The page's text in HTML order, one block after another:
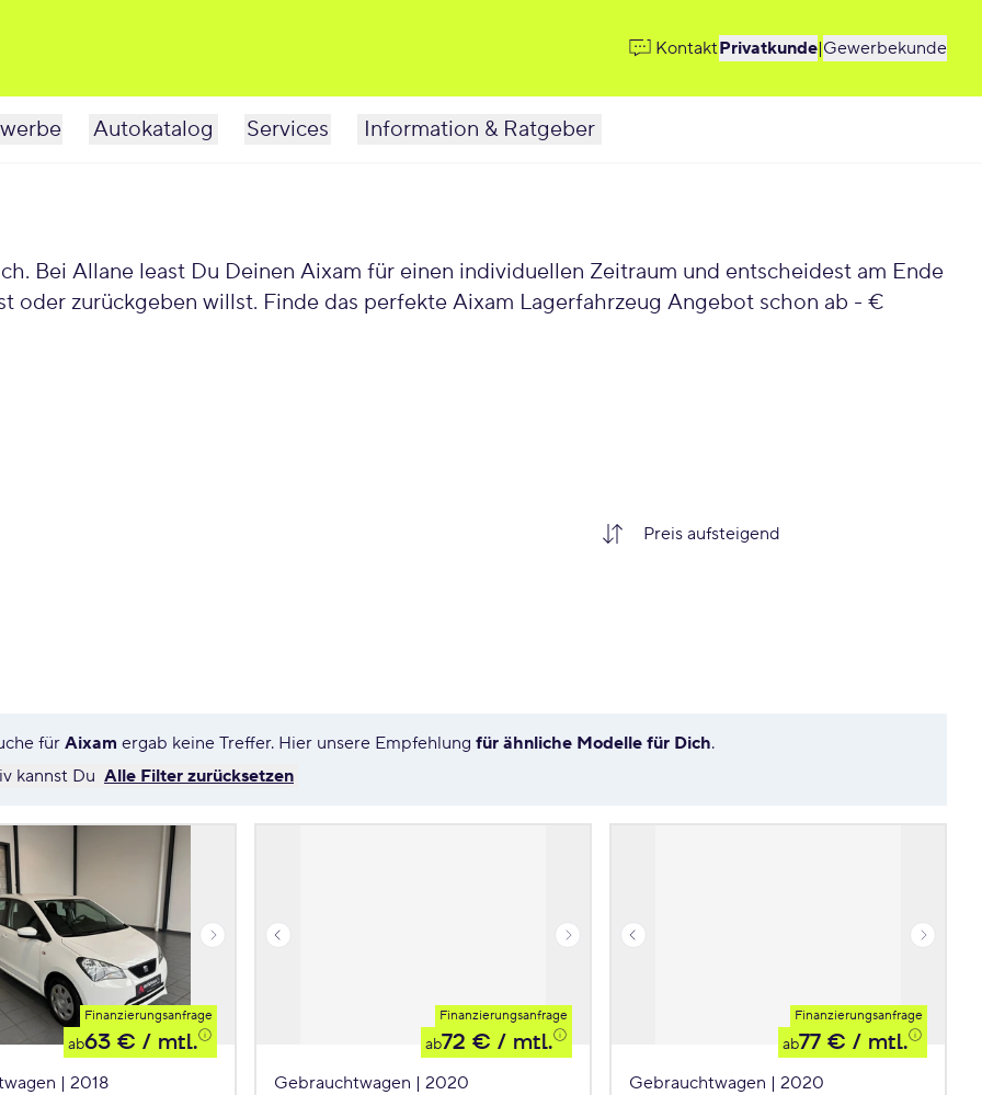
KontaktPrivatkunde|Gewerbekunde
Autokatalog Services Information & Ratgeber
oder zurückgeben willst. Finde das perfekte Aixam Lagerfahrzeug Angebot schon ab - €
fürAixam ergab keine Treffer. Hier unsere Empfehlung für ähnliche Modelle für Dich.
kannst Du Alle Filter zurücksetzen
Finanzierungsanfrage
ab63 € / mtl.
| 2018
Finanzierungsanfrage
ab72 € / mtl.
Gebrauchtwagen | 2020
Finanzierungsanfrage
ab77 € / mtl.
Gebrauchtwagen | 2020